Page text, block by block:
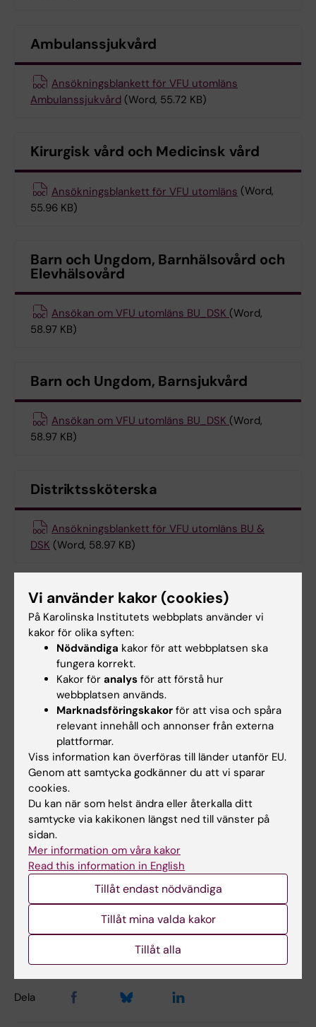
Ambulanssjukvård
Ansökningsblankett för VFU utomläns
Ambulanssjukvård (Word, 55.72 KB)
Kirurgisk vård och Medicinsk vård
Ansökningsblankett för VFU utomläns (Word,
55.96 KB)
Barn och Ungdom, Barnhälsovård och
Elevhälsovård
Ansökan om VFU utomläns BU_DSK (Word,
58.97 KB)
Barn och Ungdom, Barnsjukvård
Ansökan om VFU utomläns BU_DSK (Word,
58.97 KB)
Distriktssköterska
Ansökningsblankett för VFU utomläns BU &
DSK (Word, 58.97 KB)
Vård av äldre
Ansökningsblankett för VFU utomläns Vård av
äldre
(Word, 56.8 KB)
Psykiatrisk vård
Ansökan om VFU utomläns Psykiatri
56.32 KB)
Hade du nytta av informationen på denna sida?
Yes
No
Innehållsgranskare:
Lise Lott Rydström
Redaktör:Elin Vahlgren
2026-02-03
Dela
Vi använder kakor (cookies)
På Karolinska Institutets webbplats använder vi
kakor för olika syften:
Nödvändiga kakor för att webbplatsen ska
fungera korrekt.
Kakor för analys för att förstå hur
webbplatsen används.
Marknadsföringskakor för att visa och spåra
relevant innehåll och annonser från externa
plattformar.
Viss information kan överföras till länder utanför EU.
Genom att samtycka godkänner du att vi sparar
cookies.
Du kan när som helst ändra eller återkalla ditt
samtycke via kakikonen längst ned till vänster på
sidan.
Mer information om våra kakor
Read this information in English
Tillåt endast nödvändiga
Tillåt mina valda kakor
Tillåt alla